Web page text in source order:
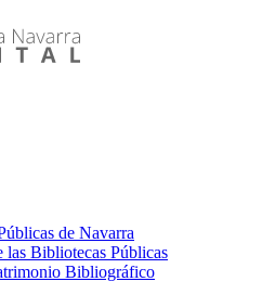
de Navarra
las Bibliotecas Públicas
Bibliográfico